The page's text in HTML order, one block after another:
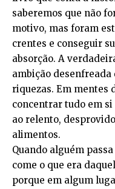
saberemos que não
motivo, mas foram
crentes e conseguir
absorção. A
ambição
riquezas. Em mentes
concentrar tudo em
ao relento,
alimentos.
Quando alguém
come o que era
porque em algum